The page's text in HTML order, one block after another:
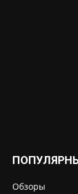
Обзоры